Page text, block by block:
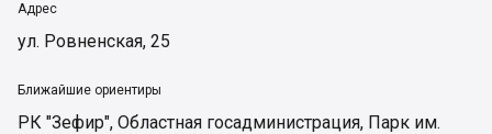
Адрес
ул. Ровненская, 25
Ближайшие ориентиры
РК "Зефир", Областная госадминистрация, Парк им.